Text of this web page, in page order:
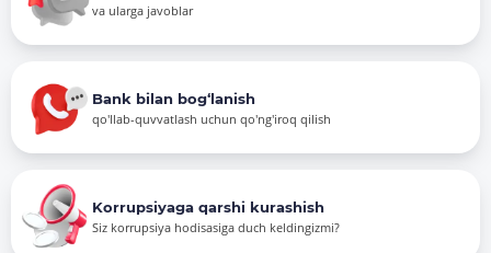
va ularga javoblar
Bank bilan bog‘lanish
qo'llab-quvvatlash uchun qo'ng'iroq qilish
Korrupsiyaga qarshi kurashish
Siz korrupsiya hodisasiga duch keldingizmi?